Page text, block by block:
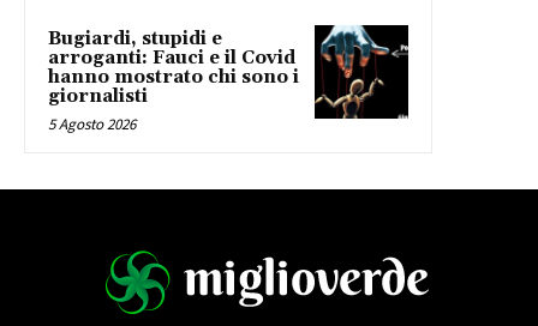
Bugiardi, stupidi e
arroganti: Fauci e il Covid
hanno mostrato chi sono i
giornalisti
5 Agosto 2026